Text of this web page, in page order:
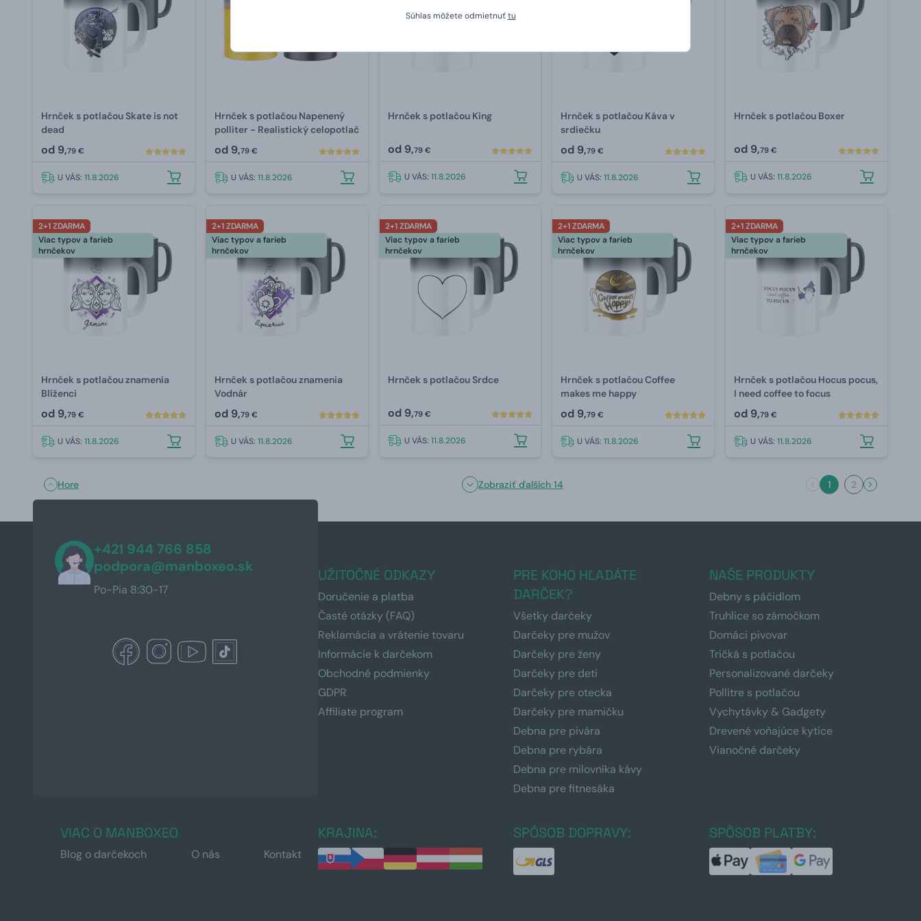
Súhlas môžete odmietnuťtu
Hrnček s potlačou Skate is not
dead
od 9,79 €
U VÁS: 11.8.2026
Hrnček s potlačou Napenený
polliter - Realistický celopotlač
od 9,79 €
U VÁS: 11.8.2026
Hrnček s potlačou King
od 9,79 €
U VÁS: 11.8.2026
Hrnček s potlačou Káva v
srdiečku
od 9,79 €
U VÁS:11.8.2026
Hrnček s potlačou Boxer
od 9,79 €
U VÁS:11.8.2026
2+1 ZDARMA
Viac typov a farieb
hrnčekov
Hrnček s potlačou znamenia
Blíženci
od 9,79 €
U VÁS: 11.8.2026
2+1 ZDARMA
Viac typov a farieb
hrnčekov
Hrnček s potlačou znamenia
Vodnár
od 9,79 €
U VÁS: 11.8.2026
2+1 ZDARMA
Viac typov a farieb
hrnčekov
Hrnček s potlačou Srdce
od 9,79 €
U VÁS: 11.8.2026
2+1 ZDARMA
Viac typov a farieb
hrnčekov
Hrnček s potlačou Coffee
makes me happy
od 9,79 €
U VÁS:11.8.2026
2+1 ZDARMA
Viac typov a farieb
hrnčekov
Hrnček s potlačou Hocus pocus,
I need coffee to focus
od 9,79 €
U VÁS:11.8.2026
Hore Zobraziť ďalších 14 1 2
+421 944 766 858
podpora@manboxeo.sk
Po-Pia 8:30-17
UŽITOČNÉ ODKAZY
Doručenie a platba
Časté otázky (FAQ)
Reklamácia a vrátenie tovaru
Informácie k darčekom
Obchodné podmienky
GDPR
Affiliate program
PRE KOHO HĽADÁTE
DARČEK?
Všetky darčeky
Darčeky pre mužov
Darčeky pre ženy
Darčeky pre deti
Darčeky pre otecka
Darčeky pre mamičku
Debna pre pivára
Debna pre rybára
Debna pre milovníka kávy
Debna pre fitnesáka
NAŠE PRODUKTY
Debny s páčidlom
Truhlice so zámočkom
Domáci pivovar
Tričká s potlačou
Personalizované darčeky
Pollitre s potlačou
Vychytávky & Gadgety
Drevené voňajúce kytice
Vianočné darčeky
VIAC O MANBOXEO
Blog o darčekoch O nás Kontakt
KRAJINA: SPÔSOB DOPRAVY: SPÔSOB PLATBY: